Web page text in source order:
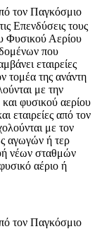
τον Παγκόσμιο
Επενδύσεις τους
Φυσικού Αερίου
που
εταιρείες
τομέα της ανάντη
με την
φυσικού αερίου
εταιρείες από τον
με τον
αγωγών ή τερ
νέων σταθμών
αέριο ή
τον Παγκόσμιο